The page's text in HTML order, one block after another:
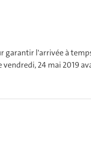
garantir l'arrivée à
24 mai 2019